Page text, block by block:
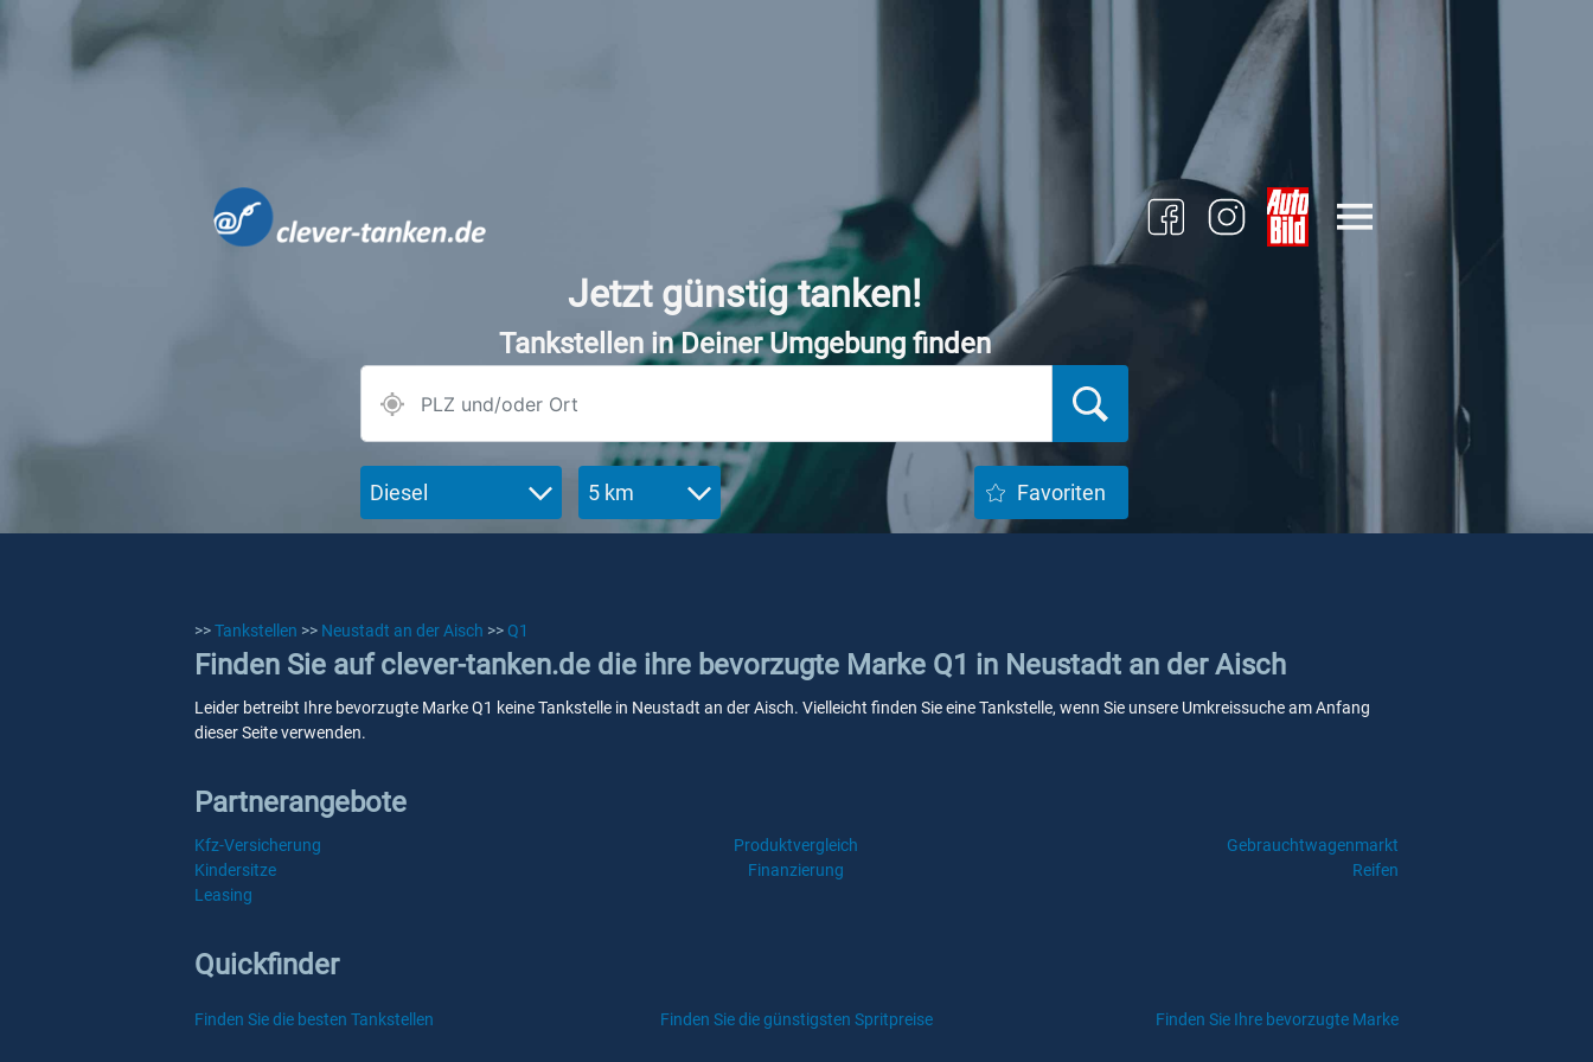
Jetzt günstig tanken!
Tankstellen in Deiner Umgebung finden
Diesel 5 km Favoriten
>>Tankstellen >> Neustadt an der Aisch >> Q1
Finden Sie auf clever-tanken.de die ihre bevorzugte Marke Q1 in Neustadt an der Aisch
Leider betreibt Ihre bevorzugte Marke Q1 keine Tankstelle in Neustadt an der Aisch. Vielleicht finden Sie eine Tankstelle, wenn Sie unsere Umkreissuche am Anfang
dieser Seite verwenden.
Partnerangebote
Kfz-Versicherung Produktvergleich
Gebrauchtwagenmarkt
Kindersitze
Finanzierung
Reifen
Leasing
Quickfinder
Finden Sie die besten Tankstellen Finden Sie die günstigsten Spritpreise Finden Sie Ihre bevorzugte Marke